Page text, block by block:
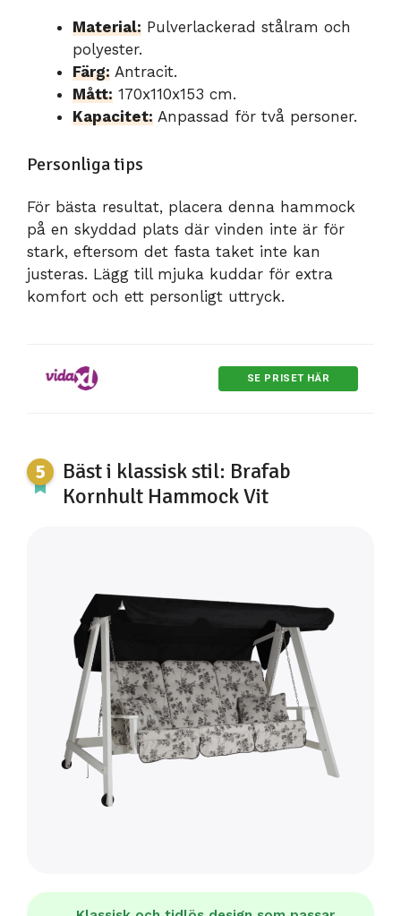
Material: Pulverlackerad stålram och
polyester.
Färg: Antracit.
Mått: 170x110x153 cm.
Kapacitet: Anpassad för två personer.
Personliga tips
För bästa resultat, placera denna hammock
på en skyddad plats där vinden inte är för
stark, eftersom det fasta taket inte kan
justeras. Lägg till mjuka kuddar för extra
komfort och ett personligt uttryck.
SE PRISET HÄR
Bäst i klassisk stil: Brafab
Kornhult Hammock Vit